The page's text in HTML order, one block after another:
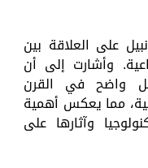
على العلاقة بين
وأشارت إلى أن
واضح في القرن
مما يعكس أهمية
وآثارها على